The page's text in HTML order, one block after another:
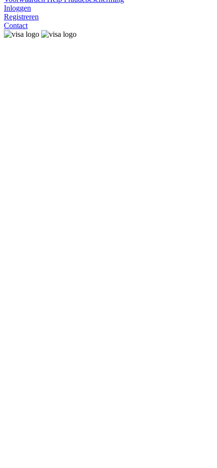
Inloggen
Registreren
Contact